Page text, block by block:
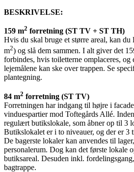
BESKRIVELSE:
159 m2 forretning (ST TV + ST TH)
Hvis du skal bruge et større areal, kan du
m2) og slå dem sammen. I alt giver det
forbindes, hvis toiletterne omplaceres, og
lejemålene kan ske over trappen. Se
plantegning.
84 m2 forretning (ST TV)
Forretningen har indgang til højre i
vinduespartier mod Toftegårds Allé.
regulært butikslokale, som åbner op til 3
Butikslokalet er i to niveauer, og der er 3
De bagerste lokaler kan anvendes til
personalerum. Dog kan det første lokale
butiksareal. Desuden inkl.
bagtrappe.